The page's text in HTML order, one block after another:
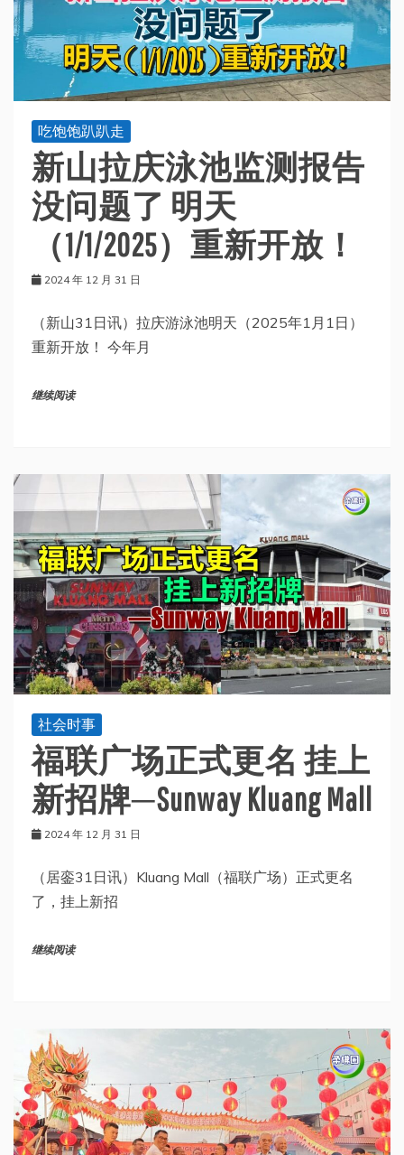
吃饱饱趴趴走
新山拉庆泳池监测报告
没问题了 明天
（1/1/2025）重新开放！
2024 年 12 月 31 日
（新山31日讯）拉庆游泳池明天（2025年1月1日）
重新开放！ 今年月
继续阅读
社会时事
福联广场正式更名 挂上
新招牌─Sunway Kluang Mall
2024 年 12 月 31 日
（居銮31日讯）Kluang Mall（福联广场）正式更名
了，挂上新招
继续阅读